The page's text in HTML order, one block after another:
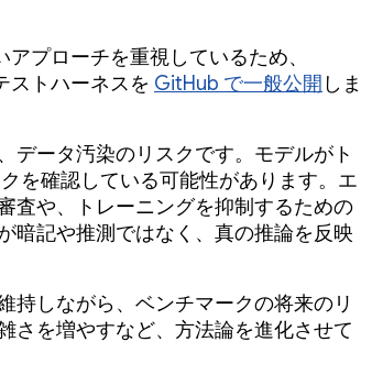
プローチを重視しているため、
ストハーネスを GitHub で一般公開 しま
データ汚染のリスクです。モデルがト
を確認している可能性があります。エ
査や、トレーニングを抑制するための
暗記や推測ではなく、真の推論を反映
持しながら、ベンチマークの将来のリ
さを増やすなど、方法論を進化させて